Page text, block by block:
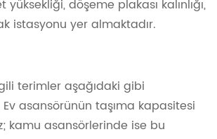
yüksekliği, döşeme plakası kalınlığı,
istasyonu yer almaktadır.
terimler aşağıdaki gibi
asansörünün taşıma kapasitesi
kamu asansörlerinde ise bu